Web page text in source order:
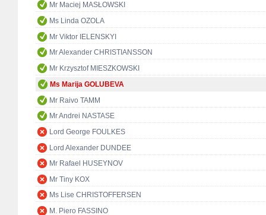
Mr Maciej MASŁOWSKI
Ms Linda OZOLA
Mr Viktor IELENSKYI
Mr Alexander CHRISTIANSSON
Mr Krzysztof MIESZKOWSKI
Ms Marija GOLUBEVA
Mr Raivo TAMM
Mr Andrei NASTASE
Lord George FOULKES
Lord Alexander DUNDEE
Mr Rafael HUSEYNOV
Mr Tiny KOX
Ms Lise CHRISTOFFERSEN
M. Piero FASSINO